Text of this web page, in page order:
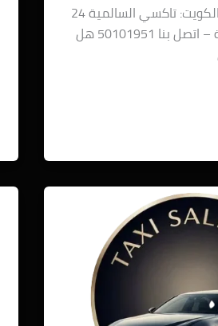
رقم سيارة الان مطار الكويت: تاكسي السالمية 24
ساعة بخدمة احترافية – اتصل بنا 50101951 هل